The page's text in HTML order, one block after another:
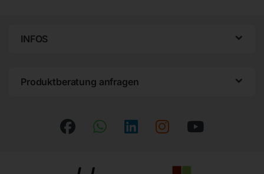
INFOS
Produktberatung anfragen